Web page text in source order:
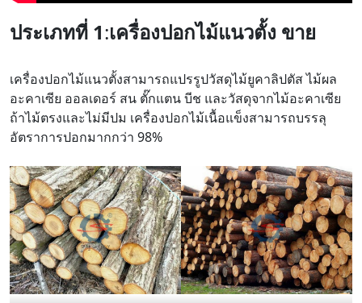
ประเภทที่ 1:เครื่องปอกไม้แนวตั้ง ขาย
เครื่องปอกไม้แนวตั้งสามารถแปรรูปวัสดุไม้ยูคาลิปตัส ไม้ผล
อะคาเซีย ออลเดอร์ สน ตั๊กแตน บีช และวัสดุจากไม้อะคาเซีย
ถ้าไม้ตรงและไม่มีปม เครื่องปอกไม้เนื้อแข็งสามารถบรรลุ
อัตราการปอกมากกว่า 98%